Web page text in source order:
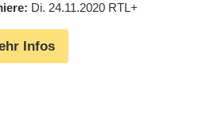
Di. 24.11.2020 RTL+
Infos